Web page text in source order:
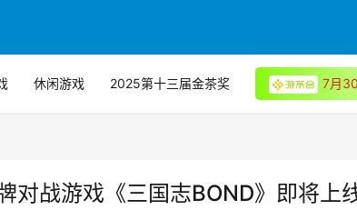
休闲游戏 2025第十三届金茶奖 7月
对战游戏《三国志BOND》即将上